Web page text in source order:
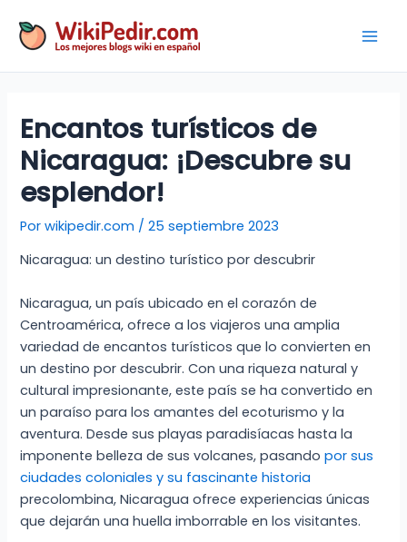
contenido
Encantos turísticos de
Nicaragua: ¡Descubre su
esplendor!
Porwikipedir.com /25 septiembre 2023
Nicaragua: un destino turístico por descubrir
Nicaragua, un país ubicado en el corazón de
Centroamérica, ofrece a los viajeros una amplia
variedad de encantos turísticos que lo convierten en
un destino por descubrir. Con una riqueza natural y
cultural impresionante, este país se ha convertido en
un paraíso para los amantes del ecoturismo y la
aventura. Desde sus playas paradisíacas hasta la
imponente belleza de sus volcanes, pasandopor sus
ciudades coloniales y su fascinante historia
precolombina, Nicaragua ofrece experiencias únicas
que dejarán una huella imborrable en los visitantes.